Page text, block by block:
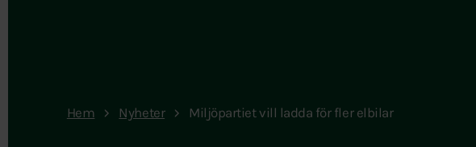
Hem Nyheter Miljöpartiet vill ladda för fler elbilar